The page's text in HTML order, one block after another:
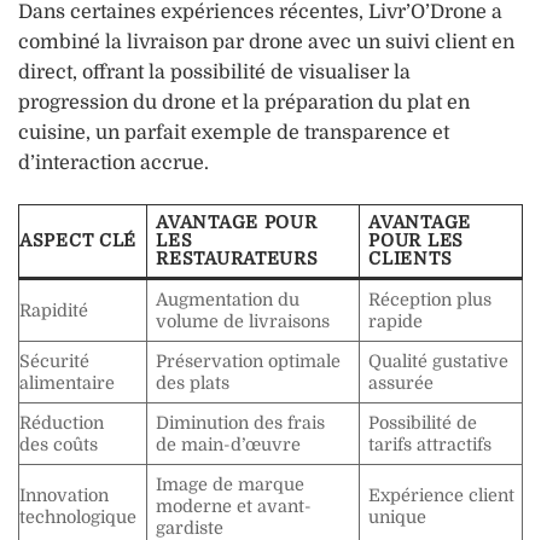
Dans certaines expériences récentes, Livr’O’Drone a
combiné la livraison par drone avec un suivi client en
direct, offrant la possibilité de visualiser la
progression du drone et la préparation du plat en
cuisine, un parfait exemple de transparence et
d’interaction accrue.
ASPECT CLÉ
AVANTAGE POUR
LES
RESTAURATEURS
AVANTAGE
POUR LES
CLIENTS
Rapidité
Augmentation du
volume de livraisons
Réception plus
rapide
Sécurité
alimentaire
Préservation optimale
des plats
Qualité gustative
assurée
Réduction
des coûts
Diminution des frais
de main-d’œuvre
Possibilité de
tarifs attractifs
Innovation
technologique
Image de marque
moderne et avant-
gardiste
Expérience client
unique